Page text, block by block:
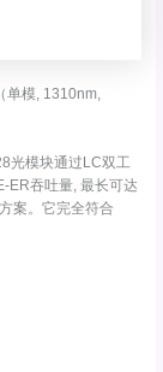
单模, 1310nm,
光模块通过LC双工
ER吞吐量, 最长可达
案。它完全符合